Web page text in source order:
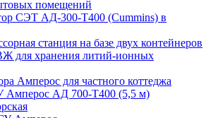
помещений
СЭТ АД-300-Т400 (Cummins) в
станция на базе двух контейнеров
для хранения литий-ионных
Амперос для частного коттеджа
Амперос АД 700-Т400 (5,5 м)